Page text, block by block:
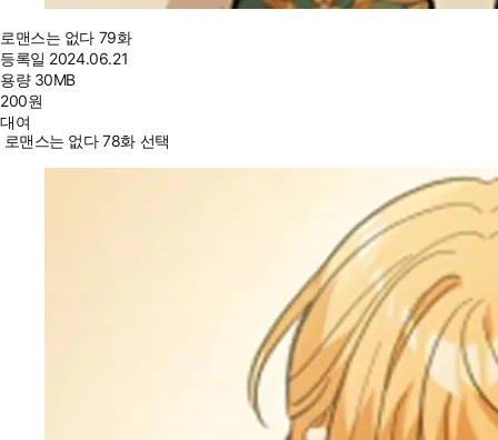
로맨스는 없다 79화
등록일 2024.06.21
용량 30MB
200원
대여
로맨스는 없다 78화 선택